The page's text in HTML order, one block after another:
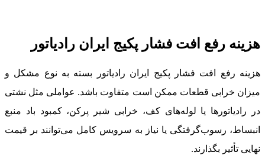
هزینه رفع افت فشار پکیج ایران رادیاتور
هزینه رفع افت فشار پکیج ایران رادیاتور بسته به نوع مشکل و
میزان خرابی قطعات ممکن است متفاوت باشد. عواملی مثل نشتی
در رادیاتورها یا لوله‌های کف، خرابی شیر پرکن، کمبود باد منبع
انبساط، رسوب‌گرفتگی یا نیاز به سرویس کامل می‌توانند بر قیمت
نهایی تأثیر بگذارند.